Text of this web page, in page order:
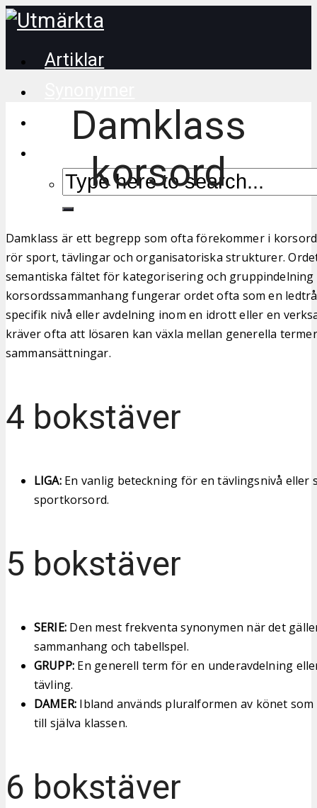
Artiklar
Korsordstips
Damklass
korsord
Damklass är ett begrepp som ofta förekommer i
rör sport, tävlingar och organisatoriska strukturer.
semantiska fältet för kategorisering och gruppindelning
korsordssammanhang fungerar ordet ofta som en
specifik nivå eller avdelning inom en idrott eller en
kräver ofta att lösaren kan växla mellan generella
sammansättningar.
4 bokstäver
LIGA:En vanlig beteckning för en tävlingsnivå eller
sportkorsord.
5 bokstäver
SERIE:Den mest frekventa synonymen när det
sammanhang och tabellspel.
GRUPP:En generell term för en underavdelning
tävling.
DAMER:Ibland används pluralformen av könet
till själva klassen.
6 bokstäver